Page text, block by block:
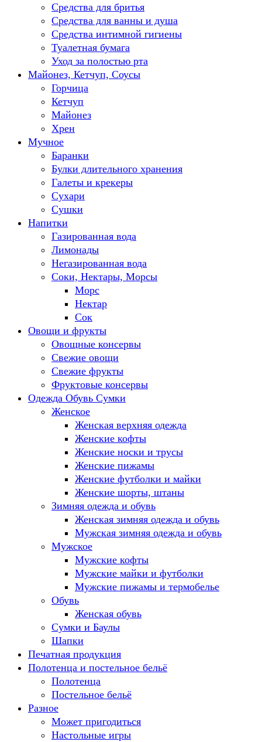
Средства для бритья
Средства для ванны и душа
Средства интимной гигиены
Туалетная бумага
Уход за полостью рта
Майонез, Кетчуп, Соусы
Горчица
Кетчуп
Майонез
Хрен
Мучное
Баранки
Булки длительного хранения
Галеты и крекеры
Сухари
Сушки
Напитки
Газированная вода
Лимонады
Негазированная вода
Соки, Нектары, Морсы
Морс
Нектар
Сок
Овощи и фрукты
Овощные консервы
Свежие овощи
Свежие фрукты
Фруктовые консервы
Одежда Обувь Сумки
Женское
Женская верхняя одежда
Женские кофты
Женские носки и трусы
Женские пижамы
Женские футболки и майки
Женские шорты, штаны
Зимняя одежда и обувь
Женская зимняя одежда и обувь
Мужская зимняя одежда и обувь
Мужское
Мужские кофты
Мужские майки и футболки
Мужские пижамы и термобелье
Обувь
Женская обувь
Сумки и Баулы
Шапки
Печатная продукция
Полотенца и постельное бельё
Полотенца
Постельное бельё
Разное
Может пригодиться
Настольные игры